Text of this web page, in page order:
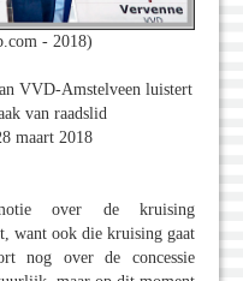
- 2018)
VVD-Amstelveen luistert
van raadslid
maart 2018
over de kruising
want ook die kruising gaat
nog over de concessie